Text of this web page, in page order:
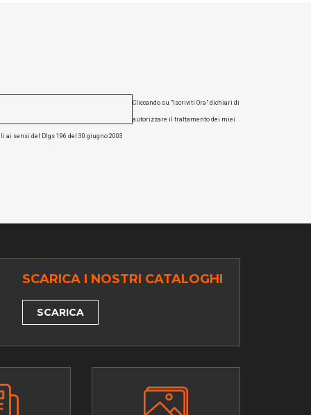
Cliccando su "Iscriviti Ora" dichiari di
autorizzare il trattamento dei miei
ai sensi del Dlgs 196 del 30 giugno 2003
SCARICA I NOSTRI CATALOGHI
SCARICA